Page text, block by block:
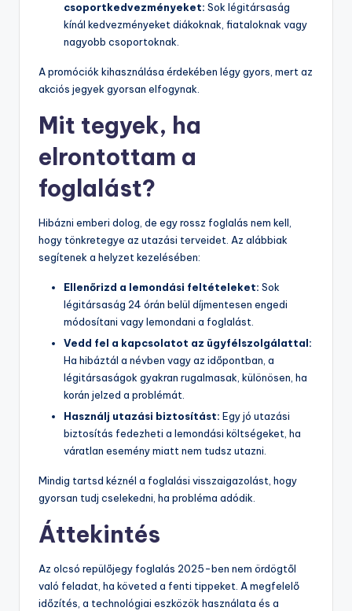
csoportkedvezményeket: Sok légitársaság
kínál kedvezményeket diákoknak, fiataloknak vagy
nagyobb csoportoknak.
A promóciók kihasználása érdekében légy gyors, mert az
akciós jegyek gyorsan elfogynak.
Mit tegyek, ha
elrontottam a
foglalást?
Hibázni emberi dolog, de egy rossz foglalás nem kell,
hogy tönkretegye az utazási terveidet. Az alábbiak
segítenek a helyzet kezelésében:
Ellenőrizd a lemondási feltételeket: Sok
légitársaság 24 órán belül díjmentesen engedi
módosítani vagy lemondani a foglalást.
Vedd fel a kapcsolatot az ügyfélszolgálattal:
Ha hibáztál a névben vagy az időpontban, a
légitársaságok gyakran rugalmasak, különösen, ha
korán jelzed a problémát.
Használj utazási biztosítást: Egy jó utazási
biztosítás fedezheti a lemondási költségeket, ha
váratlan esemény miatt nem tudsz utazni.
Mindig tartsd kéznél a foglalási visszaigazolást, hogy
gyorsan tudj cselekedni, ha probléma adódik.
Áttekintés
Az olcsó repülőjegy foglalás 2025-ben nem ördögtől
való feladat, ha követed a fenti tippeket. A megfelelő
időzítés, a technológiai eszközök használata és a